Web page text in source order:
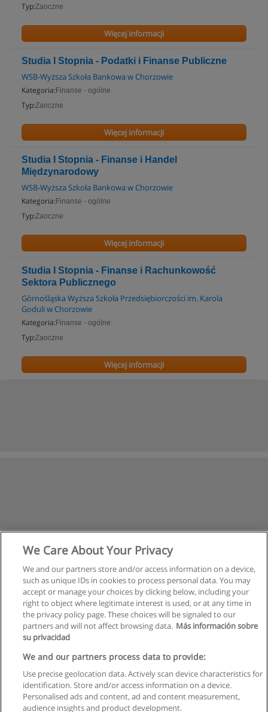
Typ:Zaoczne
Więcej informacji
Studia I Stopnia - Podatki i Finanse Publiczne
WSB-Wyższa Szkoła Bankowa w Chorzowie
Kategoria: Finanse - ogólne
Typ:Zaoczne
Więcej informacji
Studia I Stopnia - Finanse i Handel
Międzynarodowy
WSB-Wyższa Szkoła Bankowa w Chorzowie
Kategoria: Finanse - ogólne
Typ:Zaoczne
Więcej informacji
Studia I Stopnia - Finanse i Rachunkowość
Sektora Publicznego
Górnośląska Wyższa Szkoła Przedsiębiorczości im. Karola
Goduli w Chorzowie
Kategoria: Finanse - ogólne
Typ:Zaoczne
Więcej informacji
Regulamin
Polityka ochrony danych osobowych
Kontakt z Educaedu
We Care About Your Privacy
We and our partners store and/or access information on a device,
such as unique IDs in cookies to process personal data. You may
accept or manage your choices by clicking below, including your
right to object where legitimate interest is used, or at any time in
the privacy policy page. These choices will be signaled to our
partners and will not affect browsing data. Más información sobre
su privacidad
We and our partners process data to provide:
Use precise geolocation data. Actively scan device characteristics for
identification. Store and/or access information on a device.
Personalised ads and content, ad and content measurement,
audience insights and product development.